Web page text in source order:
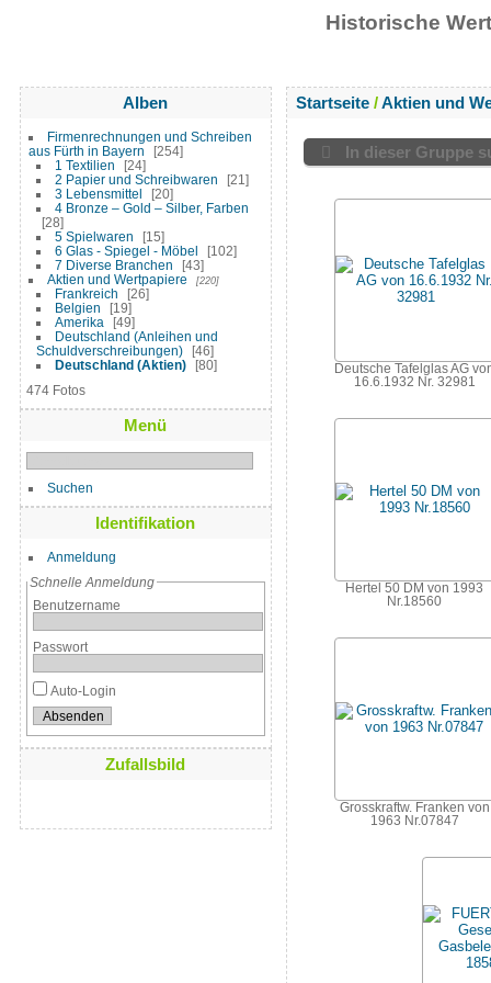
Historische
Alben
Firmenrechnungen und Schreiben
aus Fürth in Bayern
254
1 Textilien
24
2 Papier und Schreibwaren
21
3 Lebensmittel
20
4 Bronze – Gold – Silber, Farben
28
5 Spielwaren
15
6 Glas - Spiegel - Möbel
102
7 Diverse Branchen
43
Aktien und Wertpapiere
220
Frankreich
26
Belgien
19
Amerika
49
Deutschland (Anleihen und
Schuldverschreibungen)
46
Deutschland (Aktien)
80
474 Fotos
Menü
Suchen
Identifikation
Anmeldung
Schnelle Anmeldung
Benutzername
Passwort
Auto-Login
Zufallsbild
Startseite/Aktien und
In dieser Gruppe
Deutsche Tafelglas AG
16.6.1932 Nr. 32981
Hertel 50 DM von 1993
Nr.18560
Grosskraftw. Franken von
1963 Nr.07847